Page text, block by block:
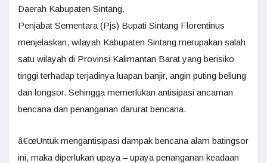
Daerah Kabupaten Sintang.
Penjabat Sementara (Pjs) Bupati Sintang Florentinus
menjelaskan, wilayah Kabupaten Sintang merupakan salah
satu wilayah di Provinsi Kalimantan Barat yang berisiko
tinggi terhadap terjadinya luapan banjir, angin puting beliung
dan longsor. Sehingga memerlukan antisipasi ancaman
bencana dan penanganan darurat bencana.
â€œUntuk mengantisipasi dampak bencana alam batingsor
ini, maka diperlukan upaya – upaya penanganan keadaan